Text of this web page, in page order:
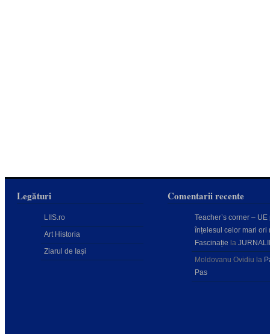
Legături
LIIS.ro
Art Historia
Ziarul de Iași
Comentarii recente
Teacher’s corner – UE
înțelesul celor mari ori
Fascinație la
Moldovanu Ovidiu la
Pas